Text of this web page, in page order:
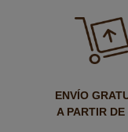
ENVÍO
A PARTIR DE